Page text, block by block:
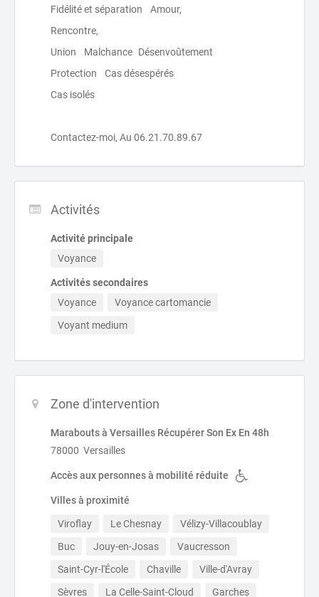
Fidélité et séparation Amour,
Rencontre,
Union Malchance Désenvoûtement
Protection Cas désespérés
Cas isolés
Contactez-moi, Au 06.21.70.89.67
Activités
Activité principale
Voyance
Activités secondaires
Voyance
Voyance cartomancie
Voyant medium
Zone d'intervention
Marabouts à Versailles Récupérer Son Ex En 48h
78000 Versailles
Accès aux personnes à mobilité réduite
Villes à proximité
Viroflay Le Chesnay
Vélizy-Villacoublay
Buc
Jouy-en-Josas
Vaucresson
Saint-Cyr-l'École
Chaville
Ville-d'Avray
Sèvres
La Celle-Saint-Cloud
Garches